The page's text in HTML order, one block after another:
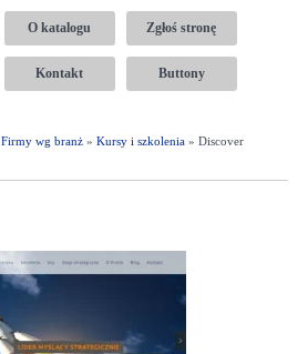
O katalogu Zgłoś stronę
Kontakt Buttony
Firmy wg branż» Kursy i szkolenia» Discover